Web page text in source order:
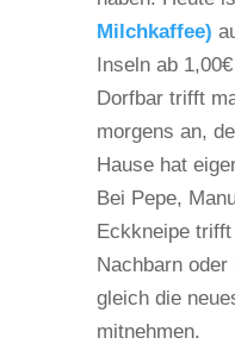
Milchkaffee)
Inseln ab
Dorfbar trifft
morgens an,
Hause hat
Bei Pepe,
Eckkneipe
Nachbarn oder
gleich die
mitnehmen.